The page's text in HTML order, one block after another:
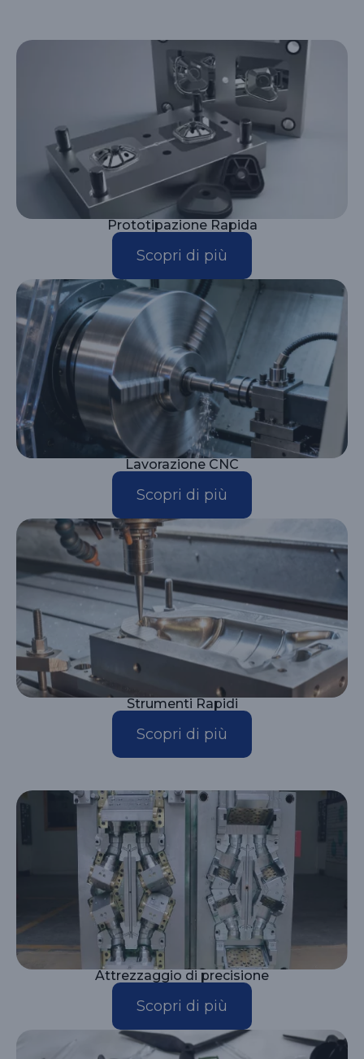
Prototipazione Rapida
Scopri di più
Lavorazione CNC
Scopri di più
Strumenti Rapidi
Scopri di più
Attrezzaggio di precisione
Scopri di più